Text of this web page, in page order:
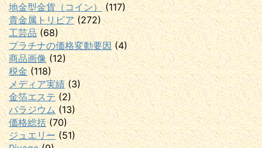
地金型金貨（コイン） (117)
貴金属トリビア (272)
工芸品 (68)
プラチナの価格変動要因 (4)
商品画像 (12)
税金 (118)
メディア実績 (3)
金箔エステ(2)
パラジウム (13)
価格総括(70)
ジュエリー (51)